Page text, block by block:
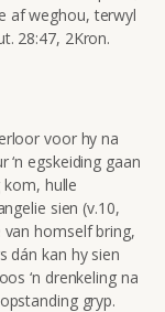
af weghou, terwyl
28:47, 2Kron.
voor hy na
egskeiding gaan
hulle
sien (v.10,
van homself bring,
dán kan hy sien
‘n drenkeling na
gryp.